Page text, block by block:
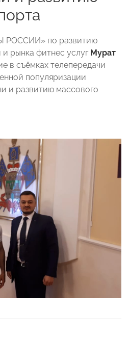
РОССИИ» по развитию
рынка фитнес услуг Мурат
в съёмках телепередачи
популяризации
и развитию массового